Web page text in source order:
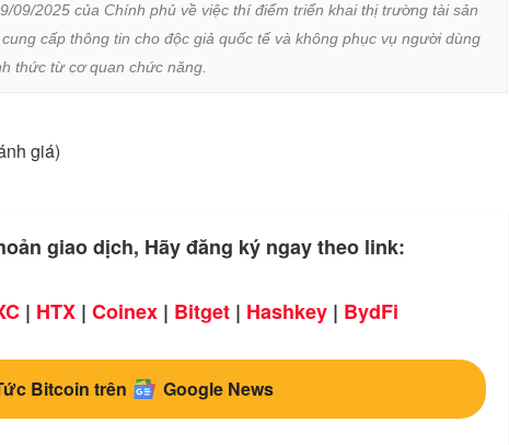
09/2025 của Chính phủ về việc thí điểm triển khai thị trường tài sản
cấp thông tin cho độc giả quốc tế và không phục vụ người dùng
thức từ cơ quan chức năng.
giá)
giao dịch, Hãy đăng ký ngay theo link:
| HTX| Coinex| Bitget| Hashkey| BydFi
Bitcoin trên Google News